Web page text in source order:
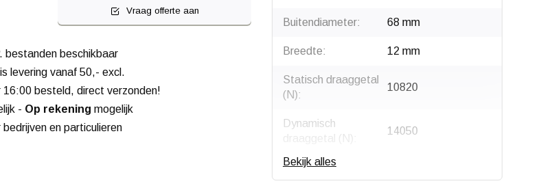
Vraag offerte aan
bestanden beschikbaar
levering vanaf 50,- excl.
16:00 besteld, direct verzonden!
- Op rekening mogelijk
bedrijven en particulieren
Buitendiameter: 68 mm
Breedte: 12 mm
Statisch draaggetal
(N):
10820
Dynamisch
14050
Grenstoerental
(1/min):
Bekijk alles